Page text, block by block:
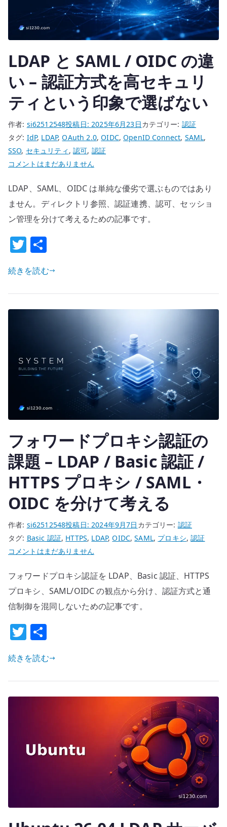
ン
グ
と
認
証
設
計
の
LDAP と SAML / OIDC の違
い – 認証方式を高セキュリ
ティという印象で選ばない
作者: si62512548投稿日:2025年6月23日カテゴリー: 認証
タグ: IdP, LDAP,OAuth 2.0,OIDC,OpenID Connect, SAML,
SSO, セキュリティ ,認可, 認証
LDAP
SAML
/
OIDC
違
い
–
証
方
と
い
う
印
で
選
ば
へ
の
コメントはまだありません
LDAP、SAML、OIDC は単純な優劣で選ぶものではあり
ません。ディレクトリ参照、認証連携、認可、セッショ
ン管理を分けて考えるための記事です。
T
w
it
te
r
続きを読む
フォワードプロキシ認証の
課題 – LDAP / Basic 認証 /
HTTPS プロキシ / SAML・
OIDC を分けて考える
作者: si62512548投稿日:2024年9月7日 カテゴリー: 認証
タグ: Basic 認証, HTTPS, LDAP,OIDC,SAML, プロキシ,認証
フ
ワ
ー
ド
ロ
キ
シ
証
の
コメントはまだありません
フォワードプロキシ認証を LDAP、Basic 認証、HTTPS
プロキシ、SAML/OIDC の観点から分け、認証方式と通
信制御を混同しないための記事です。
T
w
it
te
r
続きを読む